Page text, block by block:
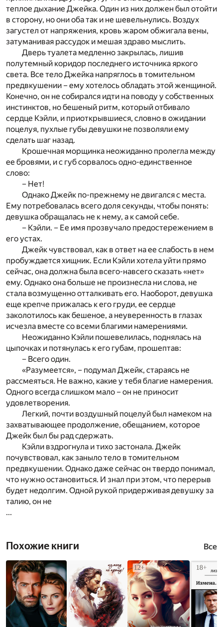
теплое дыхание Джейка. Один из них должен был отойти
в сторону, но они оба так и не шевельнулись. Воздух
загустел от напряжения, кровь жаром обжигала вены,
затуманивая рассудок и мешая здраво мыслить.
Дверь туалета медленно закрылась, лишив
полутемный коридор последнего источника яркого
света. Все тело Джейка напряглось в томительном
предвкушении – ему хотелось обладать этой женщиной.
Конечно, он не собирался идти на поводу у собственных
инстинктов, но бешеный ритм, который отбивало
сердце Кэйли, и приоткрывшиеся, словно в ожидании
поцелуя, пухлые губы девушки не позволяли ему
сделать шаг назад.
Крошечная морщинка неожиданно пролегла между
ее бровями, и с губ сорвалось одно-единственное
слово:
– Нет!
Однако Джейк по-прежнему не двигался с места.
Ему потребовалась всего доля секунды, чтобы понять:
девушка обращалась не к нему, а к самой себе.
– Кэйли. – Ее имя прозвучало предостережением в
его устах.
Джейк чувствовал, как в ответ на ее слабость в нем
пробуждается хищник. Если Кэйли хотела уйти прямо
сейчас, она должна была всего-навсего сказать «нет»
ему. Однако она больше не произнесла ни слова, не
стала возмущенно отталкивать его. Наоборот, девушка
еще крепче прижалась к его груди, ее сердце
заколотилось как бешеное, а неуверенность в глазах
исчезла вместе со всеми благими намерениями.
Неожиданно Кэйли пошевелилась, поднялась на
цыпочках и потянулась к его губам, прошептав:
– Всего один.
«Разумеется», – подумал Джейк, стараясь не
рассмеяться. Не важно, какие у тебя благие намерения.
Одного всегда слишком мало – он не приносит
удовлетворения.
Легкий, почти воздушный поцелуй был намеком на
захватывающее продолжение, обещанием, которое
Джейк был бы рад сдержать.
Кэйли вздрогнула и тихо застонала. Джейк
почувствовал, как заныло тело в томительном
предвкушении. Однако даже сейчас он твердо понимал,
что нужно остановиться. И знал при этом, что перерыв
будет недолгим. Одной рукой придерживая девушку за
талию, он не
...
Похожие книги Все